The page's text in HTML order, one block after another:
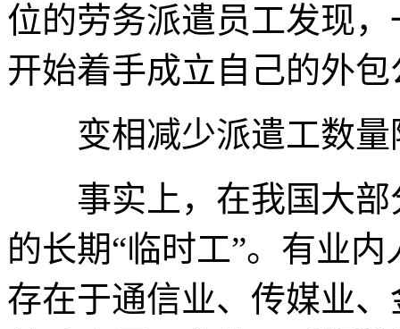
位的劳务派遣员工发现
开始着手成立自己的外包
变相减少派遣工数量
事实上，在我国大部
的长期“临时工”。有业
存在于通信业、传媒业